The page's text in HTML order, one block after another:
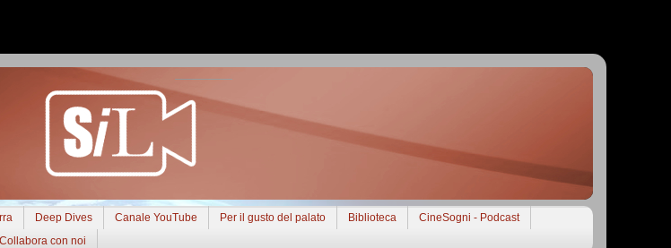
Deep Dives Canale YouTube Per il gusto del palato Biblioteca
CineSogni - Podcast
Collabora con noi